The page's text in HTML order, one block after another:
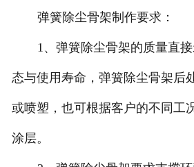
弹簧除尘骨架制作要求：
1、弹簧除尘骨架的质量直
态与使用寿命，弹簧除尘骨架后
或喷塑，也可根据客户的不同工
涂层。